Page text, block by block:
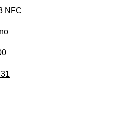
NFC